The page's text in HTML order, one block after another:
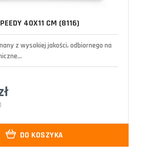
40X11 CM (8116)
z wysokiej jakości, odbiornego na
DO KOSZYKA